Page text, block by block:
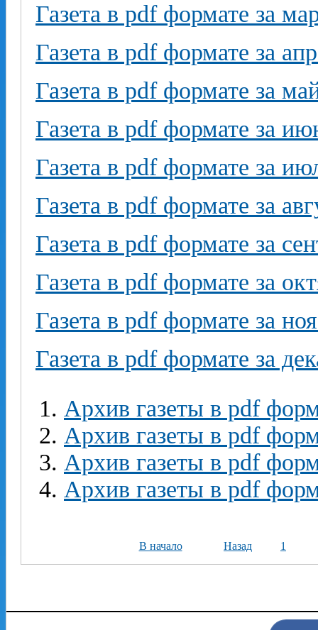
Газета в pdf формате за
Газета в pdf формате за
Газета в pdf формате за
Газета в pdf формате за
Газета в pdf формате за
Газета в pdf формате за
Газета в pdf формате за
Газета в pdf формате за
Газета в pdf формате за
Газета в pdf формате за
Архив газеты в pdf
Архив газеты в pdf
Архив газеты в pdf
Архив газеты в pdf
В начало Назад 1